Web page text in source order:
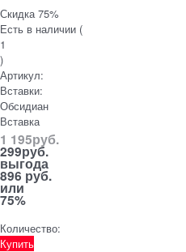
Скидка 75%
Есть в наличии (
1
)
Артикул:
Вставки:
Обсидиан
Вставка
1 195руб.
299руб.
выгода
896 руб.
или
75%
Количество:
Купить